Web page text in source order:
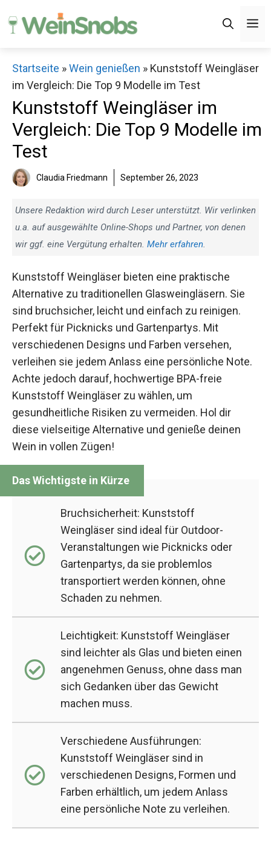
Inhalt
Startseite »Wein genießen » Kunststoff Weingläser
im Vergleich: Die Top 9 Modelle im Test
Kunststoff Weingläser im
Vergleich: Die Top 9 Modelle im
Test
Claudia Friedmann September 26, 2023
Unsere Redaktion wird durch Leser unterstützt. Wir verlinken
u.a. auf ausgewählte Online-Shops und Partner, von denen
wir ggf. eine Vergütung erhalten. Mehr erfahren.
Kunststoff Weingläser bieten eine praktische
Alternative zu traditionellen Glasweingläsern. Sie
sind bruchsicher, leicht und einfach zu reinigen.
Perfekt für Picknicks und Gartenpartys. Mit
verschiedenen Designs und Farben versehen,
verleihen sie jedem Anlass eine persönliche Note.
Achte jedoch darauf, hochwertige BPA-freie
Kunststoff Weingläser zu wählen, um
gesundheitliche Risiken zu vermeiden. Hol dir
diese vielseitige Alternative und genieße deinen
Wein in vollen Zügen!
Bruchsicherheit: Kunststoff
Weingläser sind ideal für Outdoor-
Veranstaltungen wie Picknicks oder
Gartenpartys, da sie problemlos
transportiert werden können, ohne
Schaden zu nehmen.
Leichtigkeit: Kunststoff Weingläser
sind leichter als Glas und bieten einen
angenehmen Genuss, ohne dass man
sich Gedanken über das Gewicht
machen muss.
Verschiedene Ausführungen:
Kunststoff Weingläser sind in
verschiedenen Designs, Formen und
Farben erhältlich, um jedem Anlass
eine persönliche Note zu verleihen.